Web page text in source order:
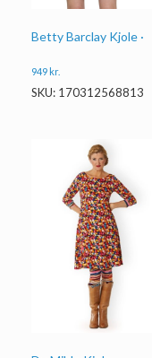
Betty Barclay Kjole ·
949kr.
SKU: 170312568813